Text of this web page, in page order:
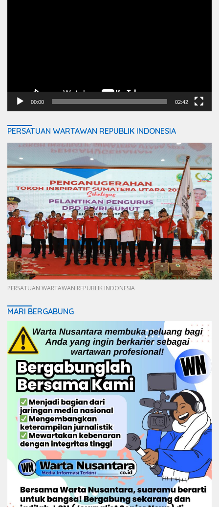
00:00 02:42
PERSATUAN WARTAWAN REPUBLIK INDONESIA
PERSATUAN WARTAWAN REPUBLIK INDONESIA
MARI BERGABUNG